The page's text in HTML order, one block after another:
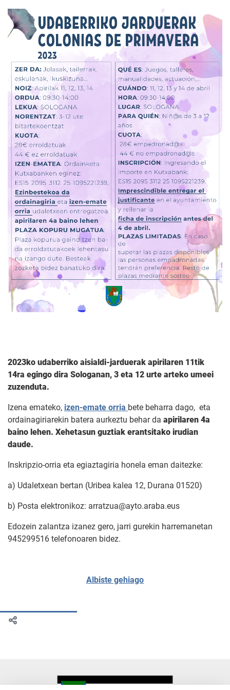
2023ko udaberriko aisialdi-jarduerak apirilaren 11tik
14ra egingo dira Sologanan, 3 eta 12 urte arteko umeei
zuzenduta.
Izena emateko, izen-emate orria bete beharra dago, eta
ordainagiriarekin batera aurkeztu behar da apirilaren 4a
baino lehen. Xehetasun guztiak erantsitako irudian
daude.
Inskripzio-orria eta egiaztagiria honela eman daitezke:
a) Udaletxean bertan (Uribea kalea 12, Durana 01520)
b) Posta elektronikoz: arratzua@ayto.araba.eus
Edozein zalantza izanez gero, jarri gurekin harremanetan
945299516 telefonoaren bidez.
Albiste gehiago